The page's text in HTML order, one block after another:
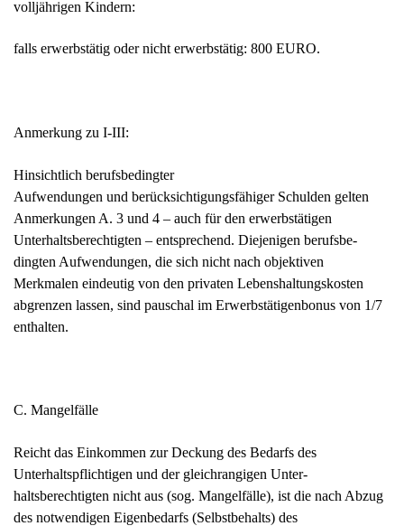
volljährigen Kindern:
falls erwerbstätig oder nicht erwerbstätig: 800 EURO.
Anmerkung zu I-III:
Hinsichtlich berufsbedingter
Aufwendungen und berücksichtigungsfähiger Schulden gelten
Anmerkungen A. 3 und 4 – auch für den erwerbstätigen
Unterhaltsberechtigten – entsprechend. Diejenigen berufsbe­
dingten Aufwendungen, die sich nicht nach objektiven
Merkmalen eindeutig von den privaten Lebenshal­tungskosten
abgrenzen lassen, sind pauschal im Erwerbstätigenbonus von 1/7
enthalten.
C. Mangelfälle
Reicht das Einkommen zur Deckung des Bedarfs des
Unterhaltspflichtigen und der gleichrangigen Unter­
haltsberechtigten nicht aus (sog. Mangelfälle), ist die nach Abzug
des notwendigen Eigenbedarfs (Selbstbehalts) des